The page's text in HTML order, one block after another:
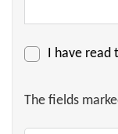
I have read
The fields